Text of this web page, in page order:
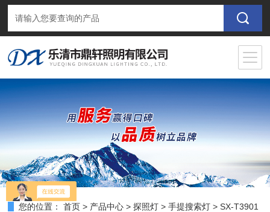
您的位置： 首页 > 产品中心 >探照灯 >手提搜索灯 > SX-T3901